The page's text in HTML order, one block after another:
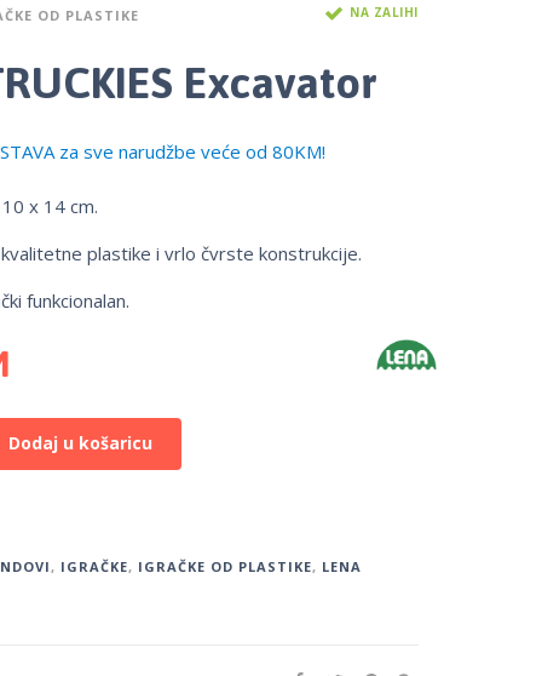
OD PLASTIKE NA ZALIHI
Excavator
za sve narudžbe veće od 80KM!
x 14 cm.
plastike i vrlo čvrste konstrukcije.
funkcionalan.
Dodaj u košaricu
, IGRAČKE, IGRAČKE OD PLASTIKE, LENA